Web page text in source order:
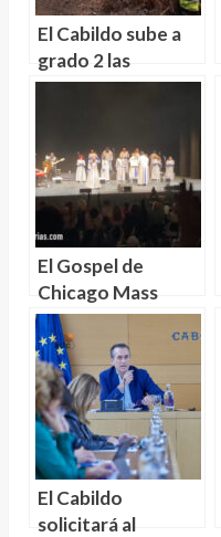
El Cabildo sube a
grado 2 las
medidas de
incendios en
Tenerife
El Gospel de
Chicago Mass
Choir triunfa en el
Auditorio de
Tenerife
El Cabildo
solicitará al